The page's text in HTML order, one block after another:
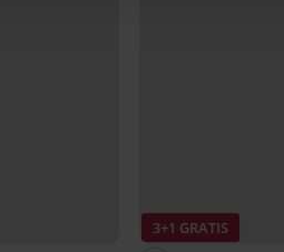
3+1 GRATIS